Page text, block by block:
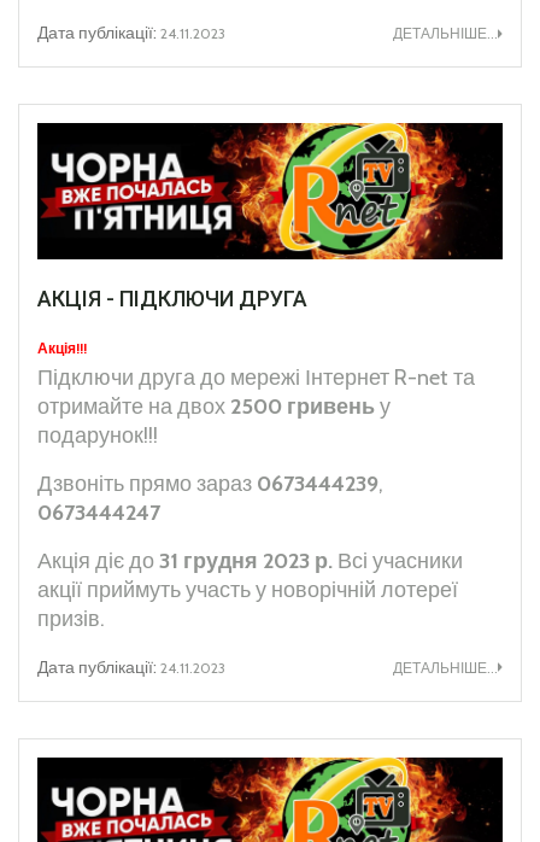
Дата публікації: 24.11.2023 ДЕТАЛЬНІШЕ...
АКЦІЯ - ПІДКЛЮЧИ ДРУГА
Акція!!!
Підключи друга до мережі Інтернет R-net та
отримайте на двох 2500 гривеньу
подарунок!!!
Дзвоніть прямо зараз 0673444239,
0673444247
Акція діє до31 грудня 2023 р. Всі учасники
акції приймуть участь у новорічній лотереї
призів.
Дата публікації: 24.11.2023 ДЕТАЛЬНІШЕ...